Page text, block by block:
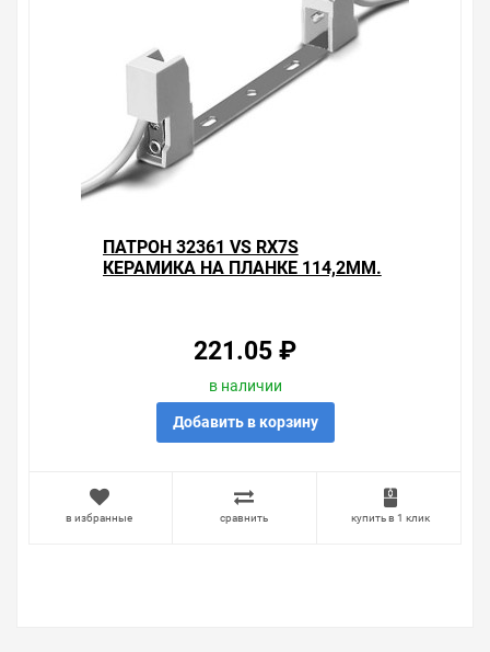
ПАТРОН 32361 VS RX7S
КЕРАМИКА НА ПЛАНКЕ 114,2ММ.
221.05 ₽
в наличии
Добавить в корзину
в избранные сравнить купить в 1 клик